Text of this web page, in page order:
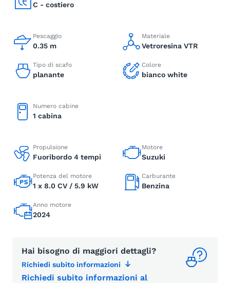
C - costiero
Pescaggio
0.35 m
Materiale
Vetroresina VTR
Tipo di scafo
planante
Colore
bianco white
Numero cabine
1 cabina
Propulsione
Fuoribordo 4 tempi
Motore
Suzuki
Potenza del motore
1 x 8.0 CV / 5.9 kW
Carburante
Benzina
Anno motore
2024
Hai bisogno di maggiori dettagli?
Richiedi subito informazioni
Richiedi subito informazioni al